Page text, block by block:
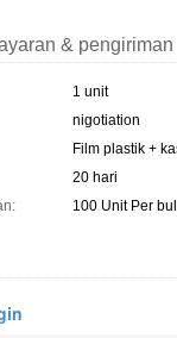
& pengiriman
1 unit
nigotiation
Film plastik +
20 hari
100 Unit Per